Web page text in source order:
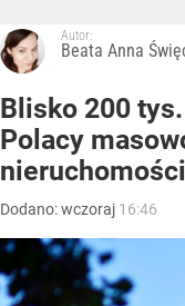
Autor:
Beata Anna
Blisko 200
Polacy
nieruchomości
Dodano:wczoraj 16:46